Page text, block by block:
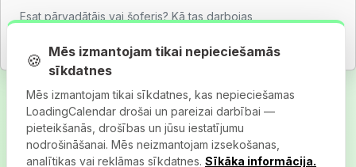
Esat pārvadātājs vai šoferis? Kā tas darbojas
🍪 Mēs izmantojam tikai nepieciešamās
sīkdatnes
Mēs izmantojam tikai sīkdatnes, kas nepieciešamas
LoadingCalendar drošai un pareizai darbībai —
pieteikšanās, drošības un jūsu iestatījumu
nodrošināšanai. Mēs neizmantojam izsekošanas,
analītikas vai reklāmas sīkdatnes. Sīkāka informācija.